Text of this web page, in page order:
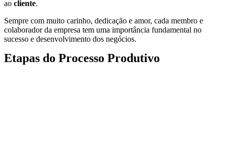
ao cliente.
Sempre com muito carinho, dedicação e amor, cada membro e
colaborador da empresa tem uma importância fundamental no
sucesso e desenvolvimento dos negócios.
Etapas do Processo Produtivo